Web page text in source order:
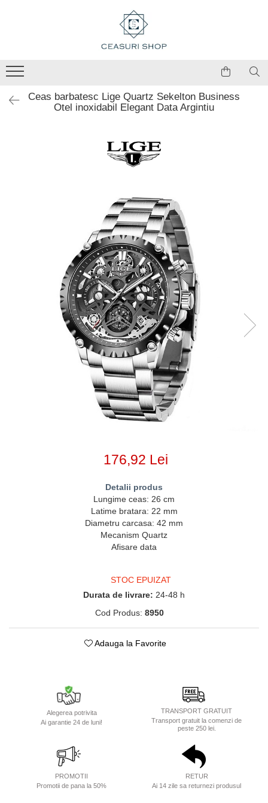
Ceas barbatesc Lige Quartz Sekelton Business
Otel inoxidabil Elegant Data Argintiu
176,92 Lei
Detalii produs
Lungime ceas: 26 cm
Latime bratara: 22 mm
Diametru carcasa: 42 mm
Mecanism Quartz
Afisare data
STOC EPUIZAT
Durata de livrare: 24-48 h
Cod Produs: 8950
Adauga la Favorite
Alegerea potrivita
Ai garantie 24 de luni!
TRANSPORT GRATUIT
Transport gratuit la comenzi de
peste 250 lei.
PROMOTII
Promotii de pana la 50%
RETUR
Ai 14 zile sa returnezi produsul